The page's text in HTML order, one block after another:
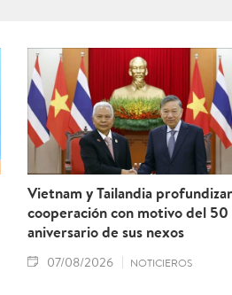
Vietnam y Tailandia
cooperación con motivo del 50
aniversario de sus nexos
07/08/2026 NOTICIEROS